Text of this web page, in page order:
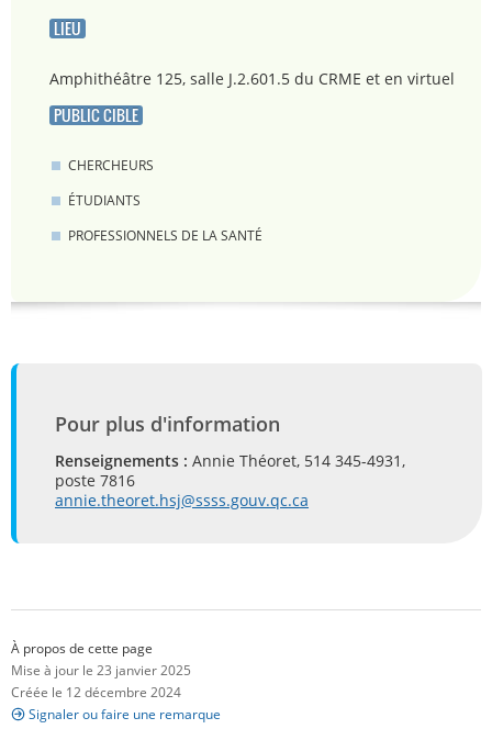
LIEU
Amphithéâtre 125, salle J.2.601.5 du CRME et en virtuel
PUBLIC CIBLE
CHERCHEURS
ÉTUDIANTS
PROFESSIONNELS DE LA SANTÉ
Pour plus d'information
Renseignements : Annie Théoret, 514 345-4931,
poste 7816
annie.theoret.hsj@ssss.gouv.qc.ca
À propos de cette page
Mise à jour le 23 janvier 2025
Créée le 12 décembre 2024
Signaler ou faire une remarque